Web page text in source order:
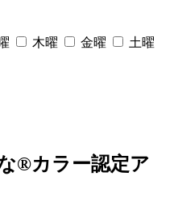
木曜 金曜 土曜
®カラー認定ア